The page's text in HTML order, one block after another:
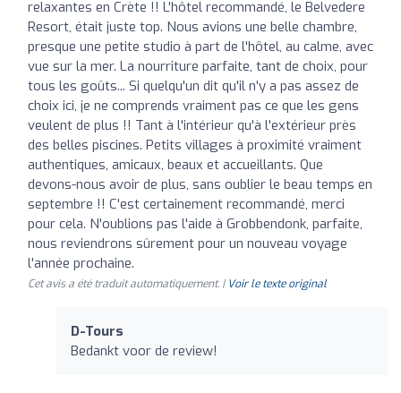
relaxantes en Crète !! L'hôtel recommandé, le Belvedere
Resort, était juste top. Nous avions une belle chambre,
presque une petite studio à part de l'hôtel, au calme, avec
vue sur la mer. La nourriture parfaite, tant de choix, pour
tous les goûts... Si quelqu'un dit qu'il n'y a pas assez de
choix ici, je ne comprends vraiment pas ce que les gens
veulent de plus !! Tant à l'intérieur qu'à l'extérieur près
des belles piscines. Petits villages à proximité vraiment
authentiques, amicaux, beaux et accueillants. Que
devons-nous avoir de plus, sans oublier le beau temps en
septembre !! C'est certainement recommandé, merci
pour cela. N'oublions pas l'aide à Grobbendonk, parfaite,
nous reviendrons sûrement pour un nouveau voyage
l'année prochaine.
Cet avis a été traduit automatiquement. | Voir le texte original
D-Tours
Bedankt voor de review!